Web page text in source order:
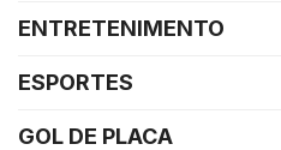
ENTRETENIMENTO
ESPORTES
GOL DE PLACA